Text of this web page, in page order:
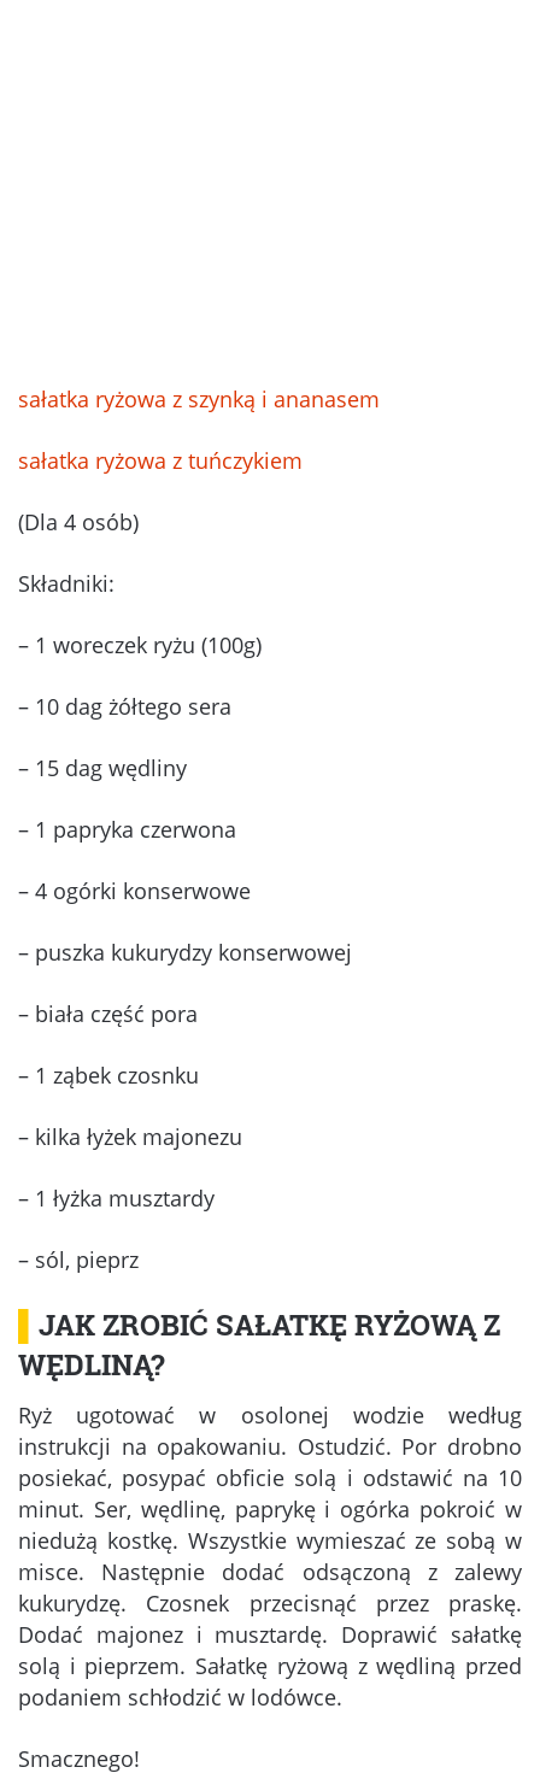
sałatka ryżowa z szynką i ananasem
sałatka ryżowa z tuńczykiem
(Dla 4 osób)
Składniki:
– 1 woreczek ryżu (100g)
– 10 dag żółtego sera
– 15 dag wędliny
– 1 papryka czerwona
– 4 ogórki konserwowe
– puszka kukurydzy konserwowej
– biała część pora
– 1 ząbek czosnku
– kilka łyżek majonezu
– 1 łyżka musztardy
– sól, pieprz
JAK ZROBIĆ SAŁATKĘ RYŻOWĄ Z
WĘDLINĄ?
Ryż ugotować w osolonej wodzie według
instrukcji na opakowaniu. Ostudzić. Por drobno
posiekać, posypać obficie solą i odstawić na 10
minut. Ser, wędlinę, paprykę i ogórka pokroić w
niedużą kostkę. Wszystkie wymieszać ze sobą w
misce. Następnie dodać odsączoną z zalewy
kukurydzę. Czosnek przecisnąć przez praskę.
Dodać majonez i musztardę. Doprawić sałatkę
solą i pieprzem. Sałatkę ryżową z wędliną przed
podaniem schłodzić w lodówce.
Smacznego!